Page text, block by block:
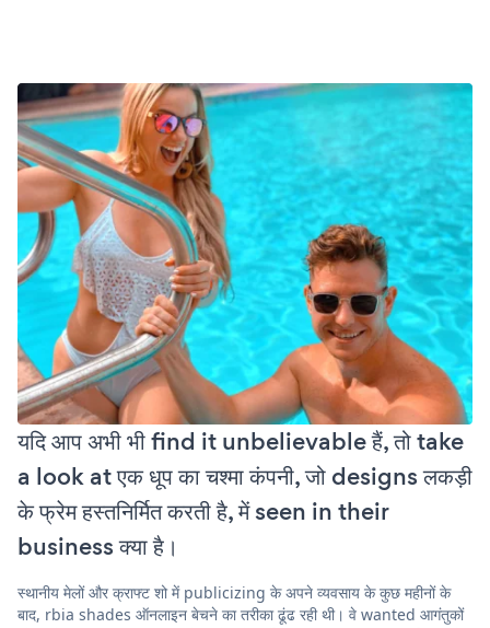
यदि आप अभी भी find it unbelievable हैं, तो take
a look at एक धूप का चश्मा कंपनी, जो designs लकड़ी
के फ्रेम हस्तनिर्मित करती है, में seen in their
business क्या है।
स्थानीय मेलों और क्राफ्ट शो में publicizing के अपने व्यवसाय के कुछ महीनों के
बाद, rbia shades ऑनलाइन बेचने का तरीका ढूंढ रही थी। वे wanted आगंतुकों